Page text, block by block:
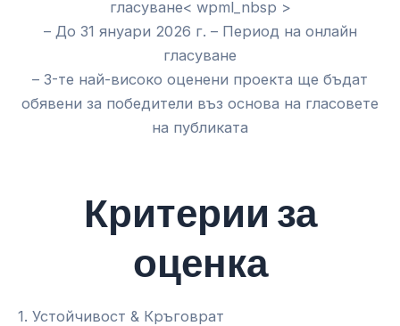
гласуване< wpml_nbsp >
– До 31 януари 2026 г. – Период на онлайн
гласуване
– 3-те най-високо оценени проекта ще бъдат
обявени за победители въз основа на гласовете
на публиката
Критерии за
оценка
1. Устойчивост & Кръговрат